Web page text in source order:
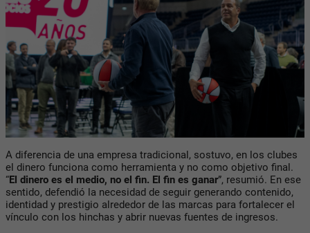
A diferencia de una empresa tradicional, sostuvo, en los clubes
el dinero funciona como herramienta y no como objetivo final.
“El dinero es el medio, no el fin. El fin es ganar”, resumió. En ese
sentido, defendió la necesidad de seguir generando contenido,
identidad y prestigio alrededor de las marcas para fortalecer el
vínculo con los hinchas y abrir nuevas fuentes de ingresos.